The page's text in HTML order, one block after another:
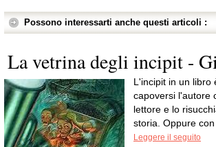
Possono interessarti anche questi articoli :
La vetrina degli incipit -
L'incipit in un libro
capoversi l'autore
lettore e lo
storia. Oppure con
Leggere il seguito